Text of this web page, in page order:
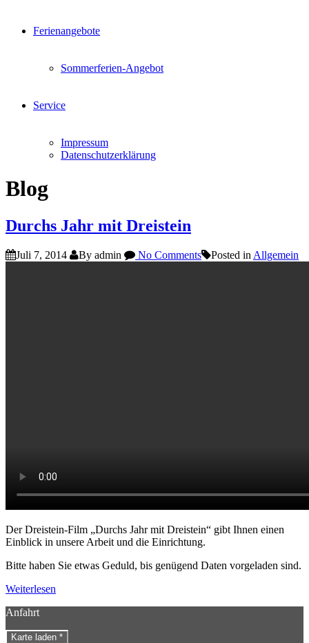
Ferienangebote
Sommerferien-Angebot
Service
Impressum
Datenschutzerklärung
Blog
Durchs Jahr mit Dreistein
Juli 7, 2014 By admin No Comments Posted in Allgemein
Der Dreistein-Film „Durchs Jahr mit Dreistein“ gibt Ihnen einen
Einblick in unsere Arbeit und die Einrichtung.
Bitte haben Sie etwas Geduld, bis genügend Daten vorgeladen sind.
Weiterlesen
Anfahrt
Karte laden *